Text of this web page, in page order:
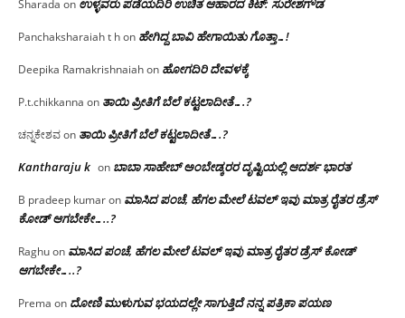
Sharada on ಉಳ್ಳವರು ಪಡೆಯದಿರಿ ಉಚಿತ ಆಹಾರದ ಕಿಟ್: ಸುರೇಶಗೌಡ
Panchaksharaiah t hon ಹೇಗಿದ್ದ ಬಾವಿ ಹೇಗಾಯಿತು ಗೊತ್ತಾ…!
Deepika Ramakrishnaiahon ಹೋಗದಿರಿ ದೇವಳಕ್ಕೆ
P.t.chikkanna on ತಾಯಿ ಪ್ರೀತಿಗೆ ಬೆಲೆ ಕಟ್ಟಲಾದೀತೆ….?
ಚನ್ನಕೇಶವon ತಾಯಿ ಪ್ರೀತಿಗೆ ಬೆಲೆ ಕಟ್ಟಲಾದೀತೆ….?
Kantharaju k on ಬಾಬಾ ಸಾಹೇಬ್ ಅಂಬೇಡ್ಕರರ ದೃಷ್ಟಿಯಲ್ಲಿ ಆದರ್ಶ ಭಾರತ
B pradeep kumaron ಮಾಸಿದ ಪಂಚೆ, ಹೆಗಲ ಮೇಲೆ ಟವಲ್‌ ಇವು ಮಾತ್ರ ರೈತರ ಡ್ರೆಸ್‌
ಕೋಡ್ ಆಗಬೇಕೇ…..?‌
Raghuon ಮಾಸಿದ ಪಂಚೆ, ಹೆಗಲ ಮೇಲೆ ಟವಲ್‌ ಇವು ಮಾತ್ರ ರೈತರ ಡ್ರೆಸ್‌ ಕೋಡ್
ಆಗಬೇಕೇ…..?‌
Prema on ದೋಣಿ ಮುಳುಗುವ ಭಯದಲ್ಲೇ ಸಾಗುತ್ತಿದೆ ನನ್ನ ಪತ್ರಿಕಾ ಪಯಣ